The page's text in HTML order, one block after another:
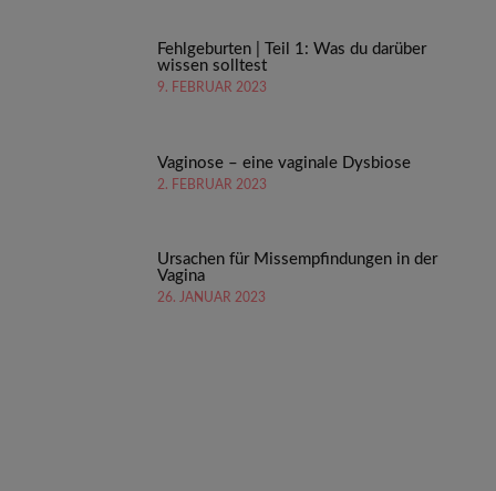
Fehlgeburten | Teil 1: Was du darüber
wissen solltest
9. FEBRUAR 2023
Vaginose – eine vaginale Dysbiose
2. FEBRUAR 2023
Ursachen für Missempfindungen in der
Vagina
26. JANUAR 2023